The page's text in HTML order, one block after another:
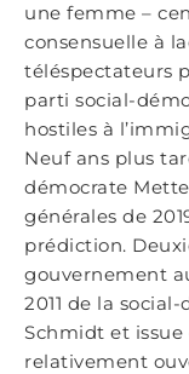
une femme –
consensuelle à
téléspectateurs
parti social-
hostiles à
Neuf ans plus
démocrate
générales de
prédiction.
gouvernement
2011 de la
Schmidt et issue
relativement